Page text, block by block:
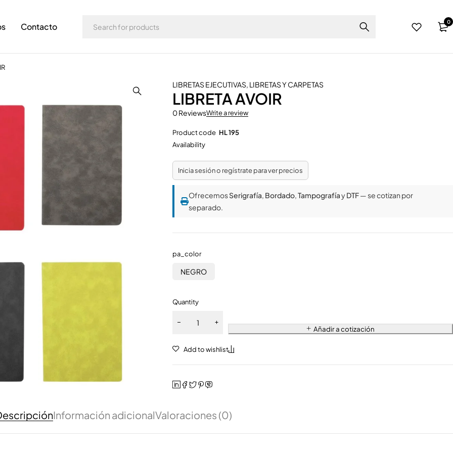
Contacto 0
LIBRETAS EJECUTIVAS, LIBRETAS Y CARPETAS
LIBRETA AVOIR
0 ReviewsWrite a review
Product code HL 195
Availability
Inicia sesión o regístrate para ver precios
OfrecemosSerigrafía, Bordado,TampografíayDTF— se cotizan por
separado.
pa_color
NEGRO
Quantity
Añadir a cotización
Información adicionalValoraciones (0)